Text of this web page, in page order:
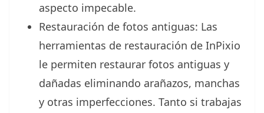
aspecto impecable.
Restauración de fotos antiguas: Las
herramientas de restauración de InPixio
le permiten restaurar fotos antiguas y
dañadas eliminando arañazos, manchas
y otras imperfecciones. Tanto si trabajas